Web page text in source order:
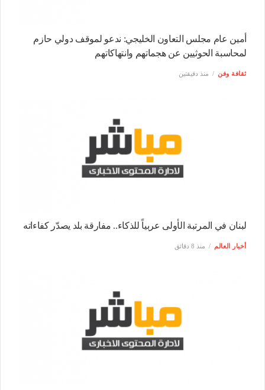
أمين عام مجلس التعاون الخليجي: ندعو لموقف دولي حازم
لمحاسبة الحوثيين عن هجماتهم وانتهاكاتهم
ثقافة وفن منذ دقيقتين
لبنان في المرتبة الأولى عربياً للذكاء.. مفارقة بلد يصدّر كفاءاته
أخبار العالم منذ 8 دقائق